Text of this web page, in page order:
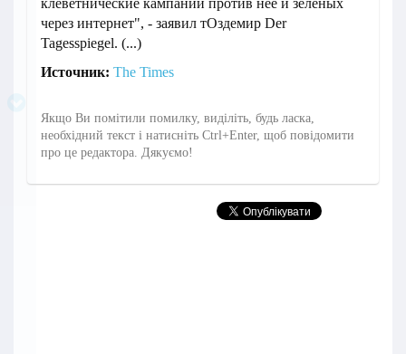
клеветнические кампании против нее и зеленых
через интернет", - заявил тОздемир Der
Tagesspiegel. (...)
Источник: The Times
Якщо Ви помітили помилку, виділіть, будь ласка,
необхідний текст і натисніть Ctrl+Enter, щоб повідомити
про це редактора. Дякуємо!